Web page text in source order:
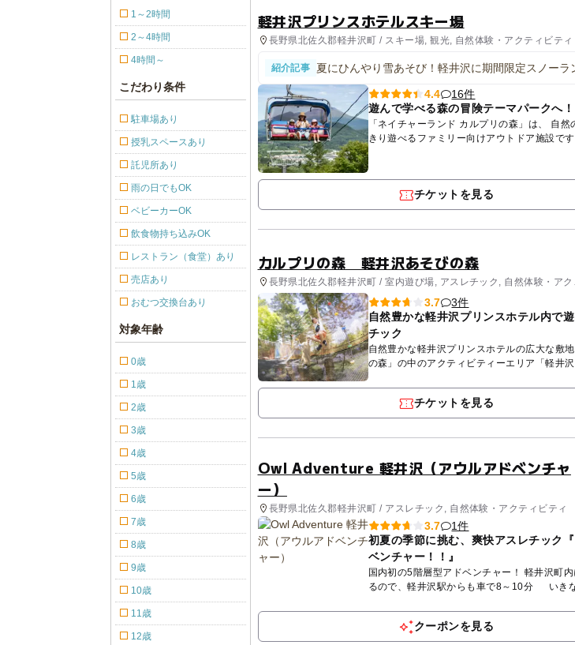
軽井沢プリンスホテルスキー場
長野県北佐久郡軽井沢町 / スキー場, 観光, 自然体験・アクティビティ
紹介記事
夏にひんやり雪あそび！軽井沢に期間限定スノーラ
4.4
16件
遊んで学べる森の冒険テーマパークへ！
「ネイチャーランド カルプリの森」は、 自然
きり遊べるファミリー向けアウトドア施設です。 ジッ
インやツリートレッキングなど、 親子で楽し
ビテ...
チケットを見る
カルプリの森 軽井沢あそびの森
長野県北佐久郡軽井沢町 / 室内遊び場, アスレチック, 自然体験・アク
ィビティ
3.7
3件
自然豊かな軽井沢プリンスホテル内で
チック
自然豊かな軽井沢プリンスホテルの広大な敷
の森」の中のアクティビティーエリア「軽井
森」。ご家族みんなが笑顔になる時間をお過ご
（※営業日や...
チケットを見る
Owl Adventure 軽井沢（アウルアドベンチャ
ー）
長野県北佐久郡軽井沢町 / アスレチック, 自然体験・アクティビティ
3.7
1件
初夏の季節に挑む、爽快アスレチック
ベンチャー！！』
国内初の5階層型アドベンチャー！ 軽井沢町
るので、軽井沢駅からも車で8～10分 いき
クーポンを見る
1～2時間
2～4時間
4時間～
こだわり条件
駐車場あり
授乳スペースあり
託児所あり
雨の日でもOK
ベビーカーOK
飲食物持ち込みOK
レストラン（食堂）あり
売店あり
おむつ交換台あり
対象年齢
0歳
1歳
2歳
3歳
4歳
5歳
6歳
7歳
8歳
9歳
10歳
11歳
12歳